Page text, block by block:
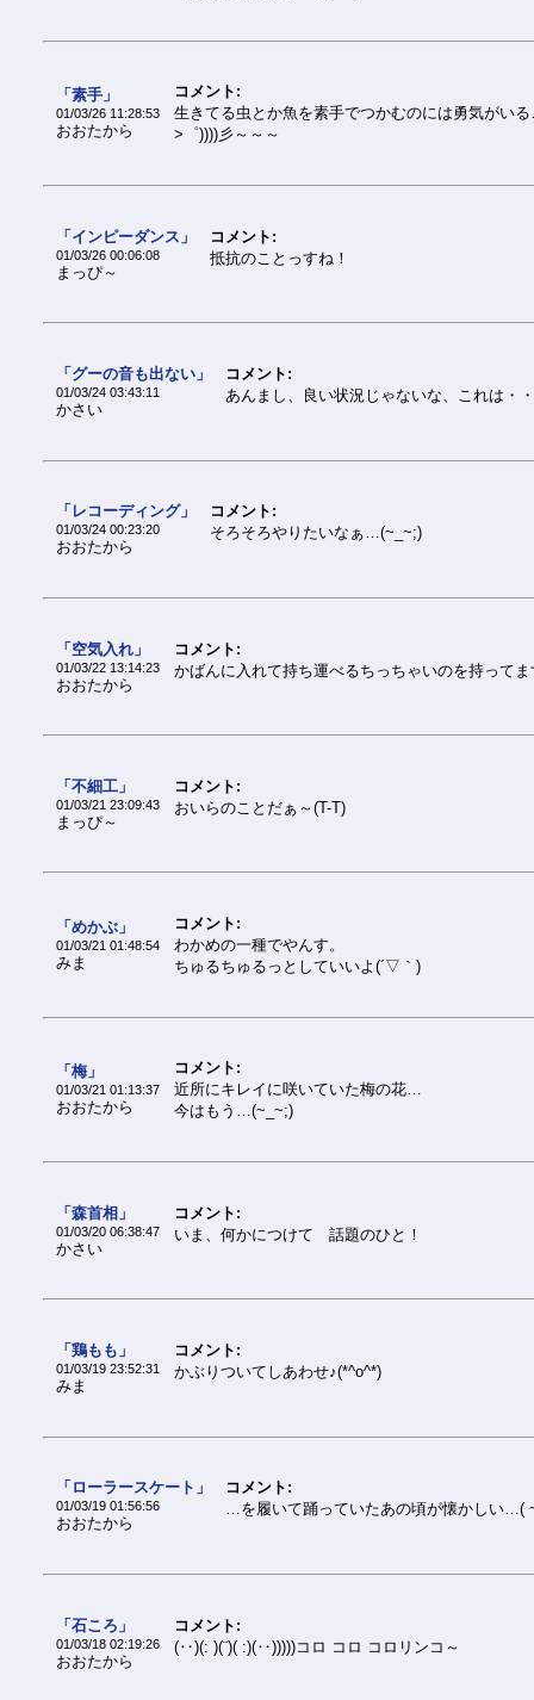
「素手」
01/03/26 11:28:53
おおたから
コメント:
生きてる虫とか魚を素手でつかむのには勇気がい
>゜))))彡～～～
「インピーダンス」
01/03/26 00:06:08
まっぴ～
コメント:
抵抗のことっすね！
「グーの音も出ない」
01/03/24 03:43:11
かさい
コメント:
あんまし、良い状況じゃないな、これは・
「レコーディング」
01/03/24 00:23:20
おおたから
コメント:
そろそろやりたいなぁ…(~_~;)
「空気入れ」
01/03/22 13:14:23
おおたから
コメント:
かばんに入れて持ち運べるちっちゃいのを持って
「不細工」
01/03/21 23:09:43
まっぴ～
コメント:
おいらのことだぁ～(T-T)
「めかぶ」
01/03/21 01:48:54
みま
コメント:
わかめの一種でやんす。
ちゅるちゅるっとしていいよ(´▽｀)
「梅」
01/03/21 01:13:37
おおたから
コメント:
近所にキレイに咲いていた梅の花…
今はもう…(~_~;)
「森首相」
01/03/20 06:38:47
かさい
コメント:
いま、何かにつけて 話題のひと！
「鶏もも」
01/03/19 23:52:31
みま
コメント:
かぶりついてしあわせ♪(*^o^*)
「ローラースケート」
01/03/19 01:56:56
おおたから
コメント:
…を履いて踊っていたあの頃が懐かしい…(
「石ころ」
01/03/18 02:19:26
おおたから
コメント:
(‥)(: )(¨)( :)(‥)))))コロ コロ コロリンコ～